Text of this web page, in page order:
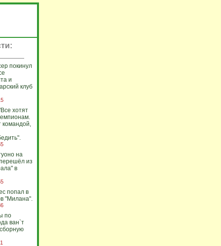
покинул
и
клуб
хотят
командой,
на
из
в
попал в
"Милана".
по
ван`т